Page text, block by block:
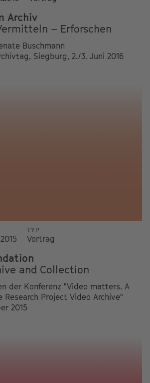
Archiv
– Erforschen
Buschmann
Siegburg, 2./3. Juni 2016
TYP
Vortrag
and Collection
der Konferenz "Video matters. A
Research Project Video Archive"
2015